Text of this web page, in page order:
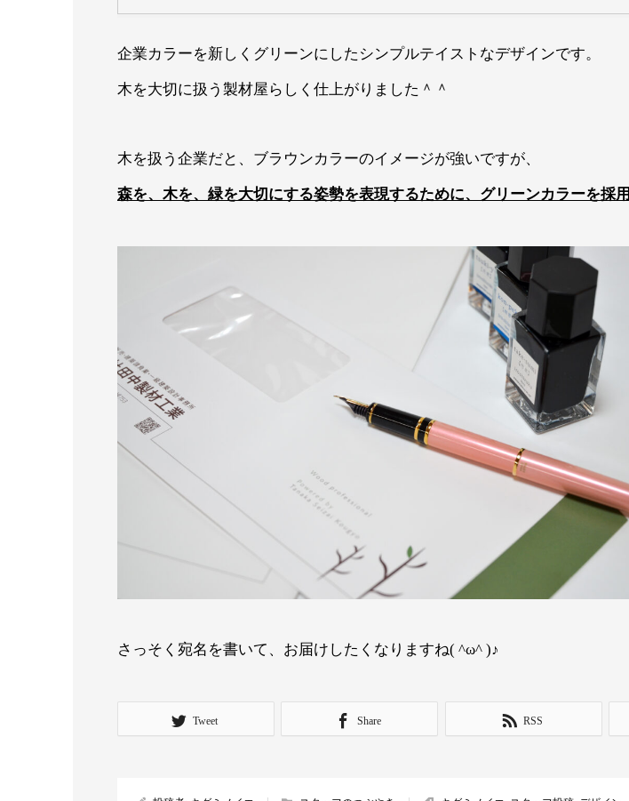
企業カラーを新しくグリーンにしたシンプルテイストなデザインです。
木を大切に扱う製材屋らしく仕上がりました＾＾
木を扱う企業だと、ブラウンカラーのイメージが強いですが、
森を、木を、緑を大切にする姿勢を表現するために、グリーンカラーを採用
さっそく宛名を書いて、お届けしたくなりますね( ^ω^ )♪
Tweet Share RSS